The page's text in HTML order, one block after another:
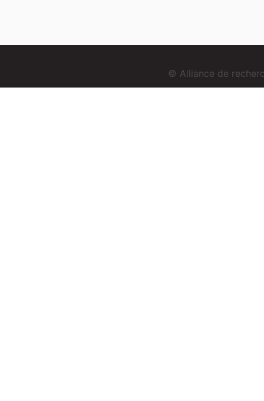
© Alliance de